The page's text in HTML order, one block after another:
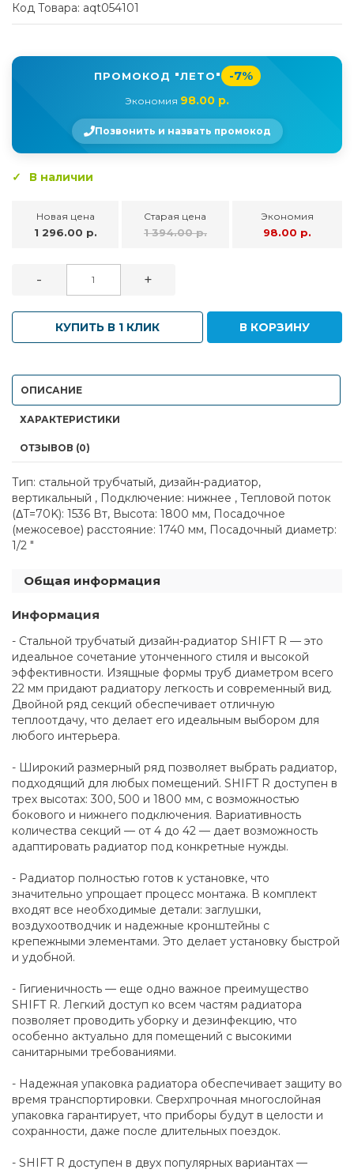
Код Товара: aqt054101
ПРОМОКОД "ЛЕТО" -7%
Экономия 98.00 р.
Позвонить и назвать промокод
В наличии
Новая цена
1 296.00 р.
Старая цена
1 394.00 р.
Экономия
98.00 р.
- +
КУПИТЬ В 1 КЛИК В КОРЗИНУ
ОПИСАНИЕ
ХАРАКТЕРИСТИКИ
ОТЗЫВОВ (0)
Тип: стальной трубчатый, дизайн-радиатор,
вертикальный , Подключение: нижнее , Тепловой поток
(ΔT=70K): 1536 Вт, Высота: 1800 мм, Посадочное
(межосевое) расстояние: 1740 мм, Посадочный диаметр:
1/2 "
Общая информация
Информация
- Стальной трубчатый дизайн-радиатор SHIFT R — это
идеальное сочетание утонченного стиля и высокой
эффективности. Изящные формы труб диаметром всего
22 мм придают радиатору легкость и современный вид.
Двойной ряд секций обеспечивает отличную
теплоотдачу, что делает его идеальным выбором для
любого интерьера.
- Широкий размерный ряд позволяет выбрать радиатор,
подходящий для любых помещений. SHIFT R доступен в
трех высотах: 300, 500 и 1800 мм, с возможностью
бокового и нижнего подключения. Вариативность
количества секций — от 4 до 42 — дает возможность
адаптировать радиатор под конкретные нужды.
- Радиатор полностью готов к установке, что
значительно упрощает процесс монтажа. В комплект
входят все необходимые детали: заглушки,
воздухоотводчик и надежные кронштейны с
крепежными элементами. Это делает установку быстрой
и удобной.
- Гигиеничность — еще одно важное преимущество
SHIFT R. Легкий доступ ко всем частям радиатора
позволяет проводить уборку и дезинфекцию, что
особенно актуально для помещений с высокими
санитарными требованиями.
- Надежная упаковка радиатора обеспечивает защиту во
время транспортировки. Сверхпрочная многослойная
упаковка гарантирует, что приборы будут в целости и
сохранности, даже после длительных поездок.
- SHIFT R доступен в двух популярных вариантах —